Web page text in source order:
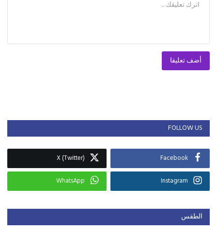
أضف تعليقا
FOLLOW US
Facebook
X (Twitter)
Instagram
WhatsApp
الطقس